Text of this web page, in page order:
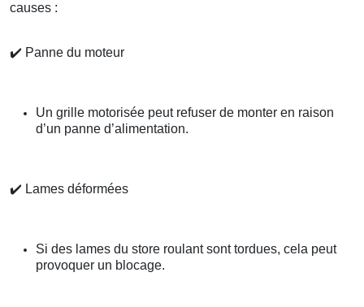
causes :
✔️ Panne du moteur
Un grille motorisée peut refuser de monter en raison
d’un panne d’alimentation.
✔️ Lames déformées
Si des lames du store roulant sont tordues, cela peut
provoquer un blocage.